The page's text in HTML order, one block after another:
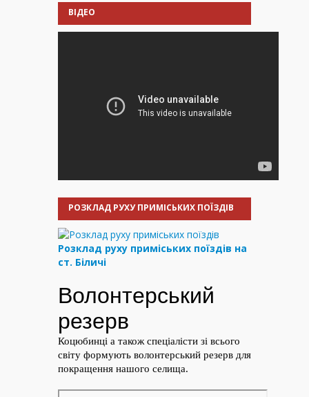
ВІДЕО
РОЗКЛАД РУХУ ПРИМІСЬКИХ ПОЇЗДІВ
Розклад руху приміських поїздів на
ст. Біличі